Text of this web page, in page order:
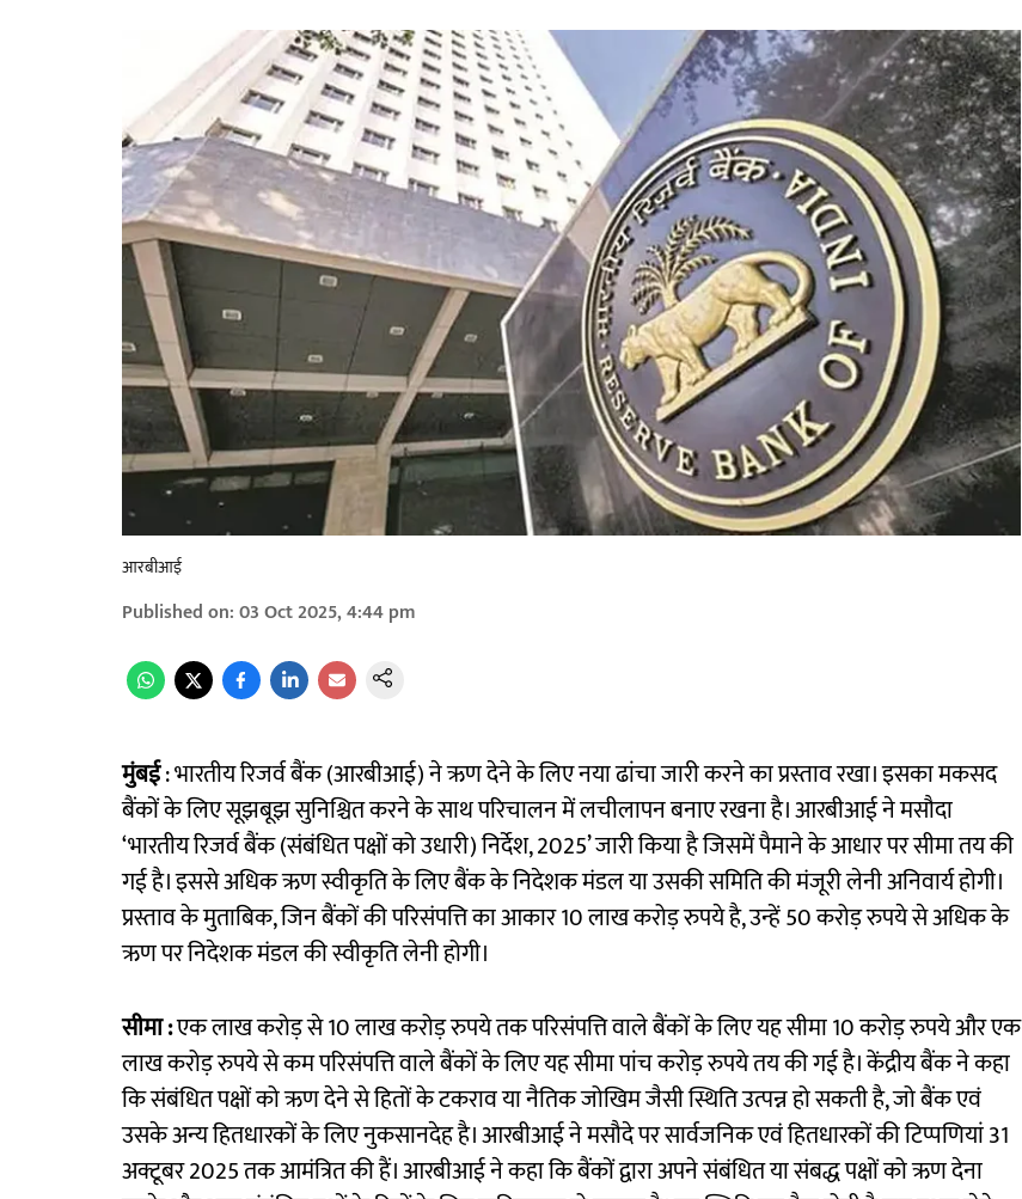
आरबीआई
Published on:03 Oct 2025, 4:44 pm
मुंबई: भारतीय रिजर्व बैंक (आरबीआई) ने ऋण देने के लिए नया ढांचा जारी करने का प्रस्ताव रखा। इसका मकसद
बैंकों के लिए सूझबूझ सुनिश्चित करने के साथ परिचालन में लचीलापन बनाए रखना है। आरबीआई ने मसौदा
‘भारतीय रिजर्व बैंक (संबंधित पक्षों को उधारी) निर्देश, 2025’ जारी किया है जिसमें पैमाने के आधार पर सीमा तय की
गई है। इससे अधिक ऋण स्वीकृति के लिए बैंक के निदेशक मंडल या उसकी समिति की मंजूरी लेनी अनिवार्य होगी।
प्रस्ताव के मुताबिक, जिन बैंकों की परिसंपत्ति का आकार 10 लाख करोड़ रुपये है, उन्हें 50 करोड़ रुपये से अधिक के
ऋण पर निदेशक मंडल की स्वीकृति लेनी होगी।
सीमा :एक लाख करोड़ से 10 लाख करोड़ रुपये तक परिसंपत्ति वाले बैंकों के लिए यह सीमा 10 करोड़ रुपये और एक
लाख करोड़ रुपये से कम परिसंपत्ति वाले बैंकों के लिए यह सीमा पांच करोड़ रुपये तय की गई है। केंद्रीय बैंक ने कहा
कि संबंधित पक्षों को ऋण देने से हितों के टकराव या नैतिक जोखिम जैसी स्थिति उत्पन्न हो सकती है, जो बैंक एवं
उसके अन्य हितधारकों के लिए नुकसानदेह है। आरबीआई ने मसौदे पर सार्वजनिक एवं हितधारकों की टिप्पणियां 31
अक्टूबर 2025 तक आमंत्रित की हैं। आरबीआई ने कहा कि बैंकों द्वारा अपने संबंधित या संबद्ध पक्षों को ऋण देना